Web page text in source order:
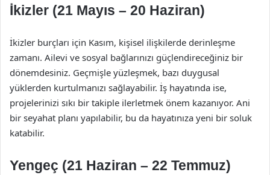
İkizler (21 Mayıs – 20 Haziran)
İkizler burçları için Kasım, kişisel ilişkilerde derinleşme
zamanı. Ailevi ve sosyal bağlarınızı güçlendireceğiniz bir
dönemdesiniz. Geçmişle yüzleşmek, bazı duygusal
yüklerden kurtulmanızı sağlayabilir. İş hayatında ise,
projelerinizi sıkı bir takiple ilerletmek önem kazanıyor. Ani
bir seyahat planı yapılabilir, bu da hayatınıza yeni bir soluk
katabilir.
Yengeç (21 Haziran – 22 Temmuz)